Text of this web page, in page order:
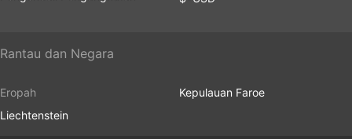
Rantau dan Negara
Eropah
Liechtenstein
Kepulauan Faroe